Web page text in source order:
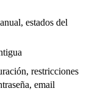
estados del
restricciones
email